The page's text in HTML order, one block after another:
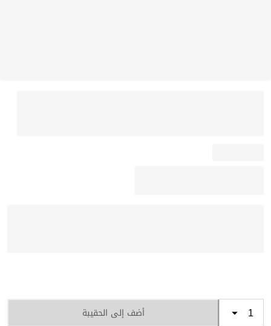
أضف إلى الحقيبة